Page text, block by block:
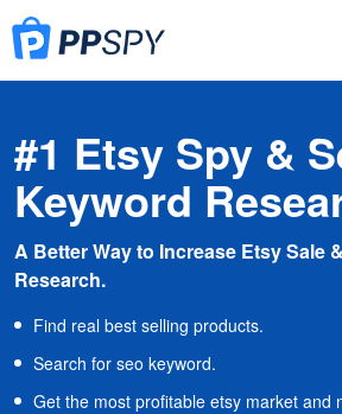
#1 Etsy Spy &
Keyword
A Better Way to Increase Etsy Sale
Research.
Find real best selling products.
Search for seo keyword.
Get the most profitable etsy market and